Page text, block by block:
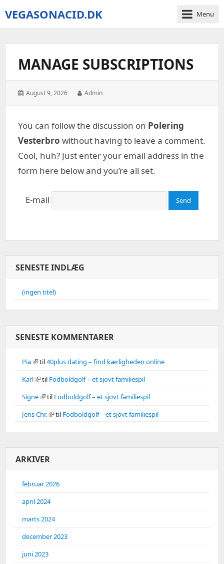
VEGASONACID.DK
Vegas
On
Menu
MANAGE SUBSCRIPTIONS
Posted
August 9, 2026 Author:
Admin
You can follow the discussion on Polering
Vesterbro without having to leave a comment.
Cool, huh? Just enter your email address in the
form here below and you’re all set.
E-mail
SENESTE INDLÆG
(ingen titel)
SENESTE KOMMENTARER
Pia til40plus dating – find kærligheden online
Karl
til Fodboldgolf – et sjovt familiespil
Signe
til Fodboldgolf – et sjovt familiespil
Jens Chr.
til Fodboldgolf – et sjovt familiespil
ARKIVER
februar 2026
april 2024
marts 2024
december 2023
juni 2023